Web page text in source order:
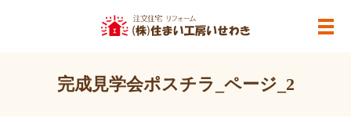
メ
完成見学会ポスチラ_ページ_2